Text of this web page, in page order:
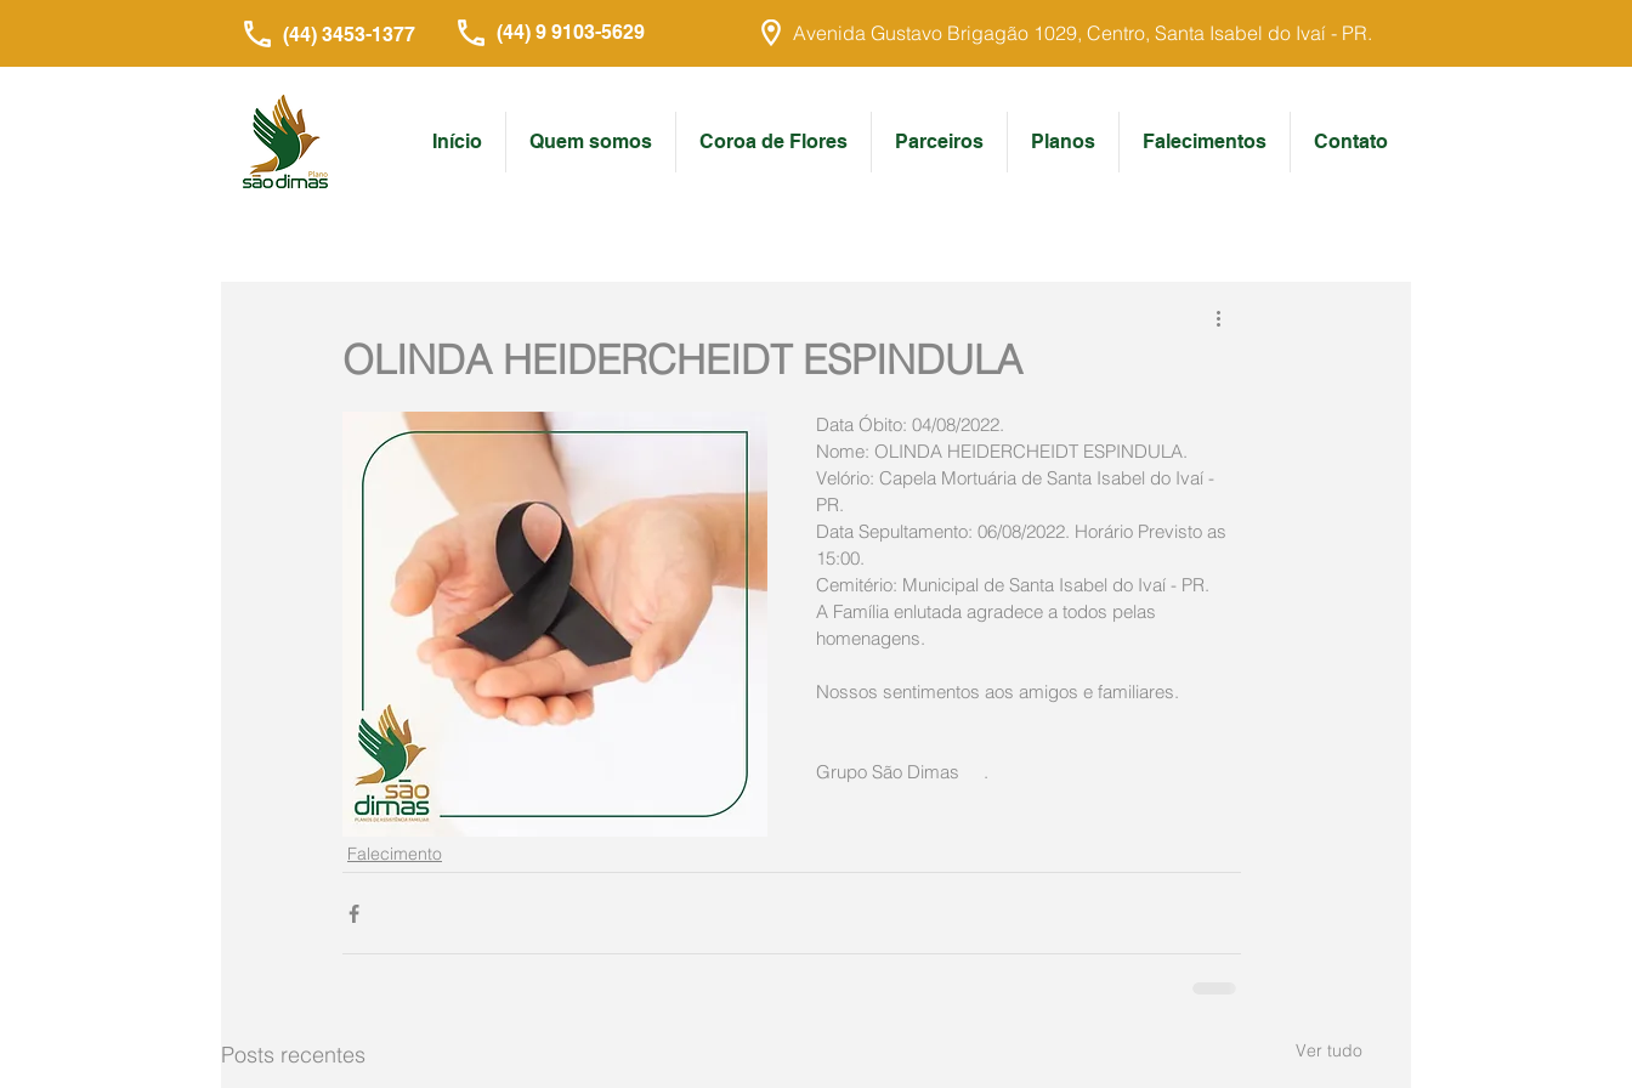
(44) 3453-1377 (44) 9 9103-5629 Avenida Gustavo Brigagão 1029, Centro, Santa Isabel do Ivaí - PR.
Início Quem somos Coroa de Flores Parceiros Planos Falecimentos Contato
OLINDA HEIDERCHEIDT ESPINDULA
Data Óbito: 04/08/2022.
Nome: OLINDA HEIDERCHEIDT ESPINDULA.
Velório: Capela Mortuária de Santa Isabel do Ivaí -
PR.
Data Sepultamento: 06/08/2022. Horário Previsto as
15:00.
Cemitério: Municipal de Santa Isabel do Ivaí - PR.
A Família enlutada agradece a todos pelas
homenagens.
Nossos sentimentos aos amigos e familiares.
Grupo São Dimas     .
Falecimento
Posts recentes Ver tudo